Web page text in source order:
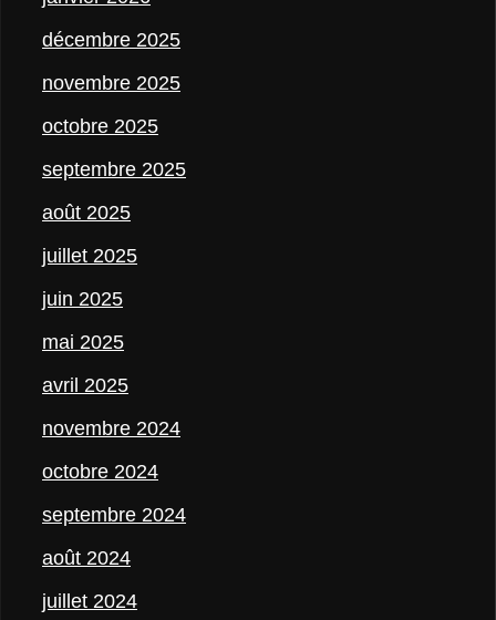
décembre 2025
novembre 2025
octobre 2025
septembre 2025
août 2025
juillet 2025
juin 2025
mai 2025
avril 2025
novembre 2024
octobre 2024
septembre 2024
août 2024
juillet 2024